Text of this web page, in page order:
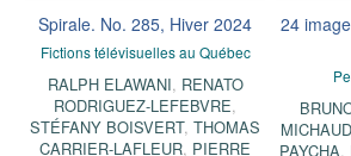
Spirale. No. 285, Hiver 2024
Fictions télévisuelles au Québec
RALPH ELAWANI, RENATO
RODRIGUEZ-LEFEBVRE,
STÉFANY BOISVERT,THOMAS
CARRIER-LAFLEUR, PIERRE
24
PAYCHA,